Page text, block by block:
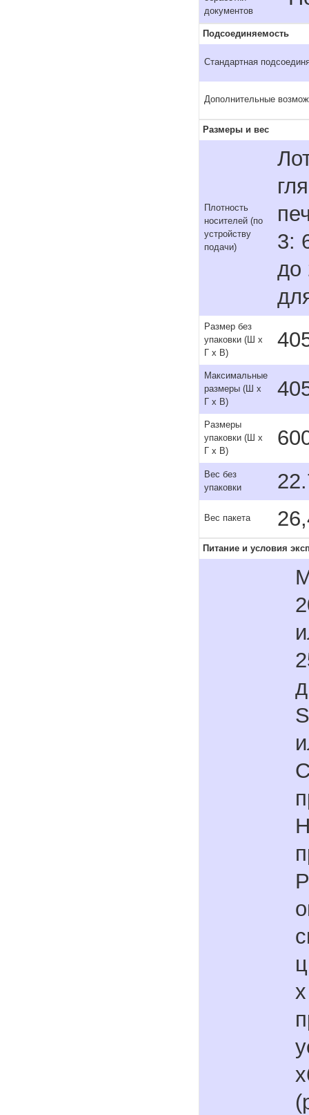
документов
Подсоединяемость
Стандартная
Дополнительные
Размеры и вес
Плотность
носителей (по
устройству
подачи)
3:
до
Размер без
упаковки (Ш x
Г x В)
Максимальные
размеры (Ш x
Г x В)
Размеры
упаковки (Ш x
Г x В)
Вес без
упаковки
Вес пакета
Питание и условия